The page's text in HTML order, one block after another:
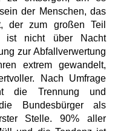
der Menschen, das
der zum großen Teil
ist nicht über Nacht
zur Abfallverwertung
extrem gewandelt,
Nach Umfrage
die Trennung und
Bundesbürger als
Stelle. 90% aller